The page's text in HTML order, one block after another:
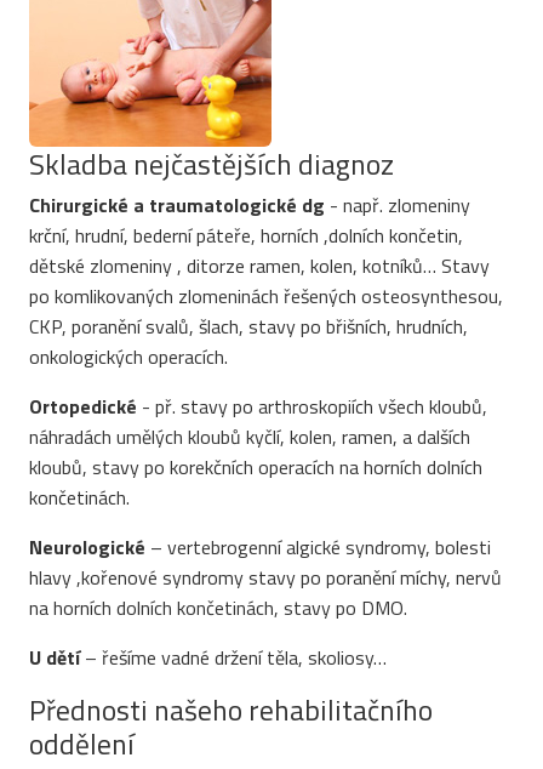
Skladba nejčastějších diagnoz
Chirurgické a traumatologické dg - např. zlomeniny
krční, hrudní, bederní páteře, horních ,dolních končetin,
dětské zlomeniny , ditorze ramen, kolen, kotníků… Stavy
po komlikovaných zlomeninách řešených osteosynthesou,
CKP, poranění svalů, šlach, stavy po břišních, hrudních,
onkologických operacích.
Ortopedické - př. stavy po arthroskopiích všech kloubů,
náhradách umělých kloubů kyčlí, kolen, ramen, a dalších
kloubů, stavy po korekčních operacích na horních dolních
končetinách.
Neurologické – vertebrogenní algické syndromy, bolesti
hlavy ,kořenové syndromy stavy po poranění míchy, nervů
na horních dolních končetinách, stavy po DMO.
U dětí– řešíme vadné držení těla, skoliosy…
Přednosti našeho rehabilitačního
oddělení